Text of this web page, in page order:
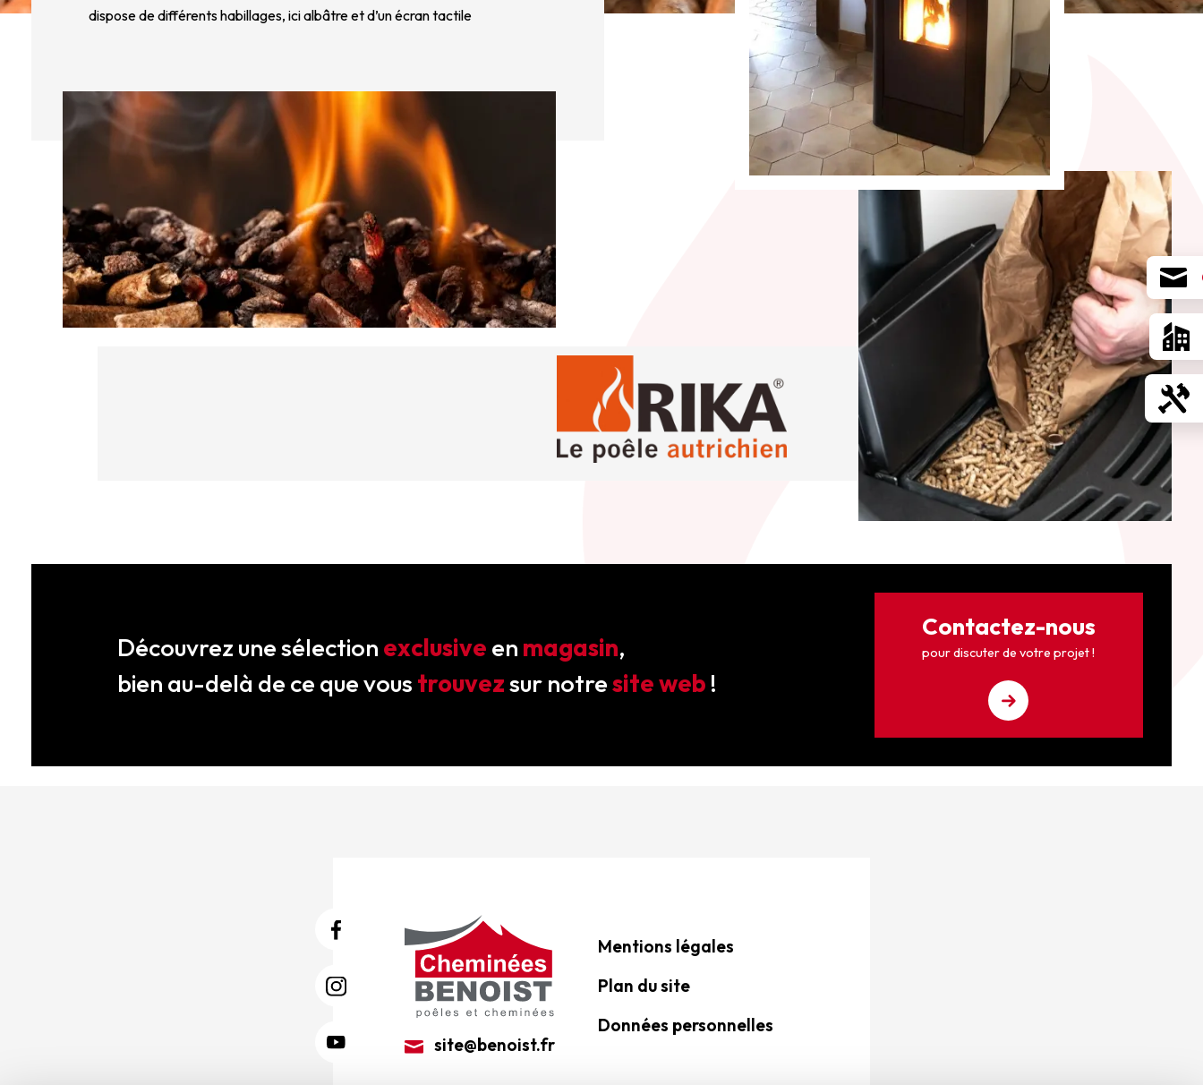
dispose de différents habillages, ici albâtre et d’un écran tactile
Découvrez une sélection exclusive en magasin,
bien au-delà de ce que vous trouvezsur notresite web !
Contactez-nous
pour discuter de votre projet !
site@benoist.fr
Mentions légales
Plan du site
Données personnelles